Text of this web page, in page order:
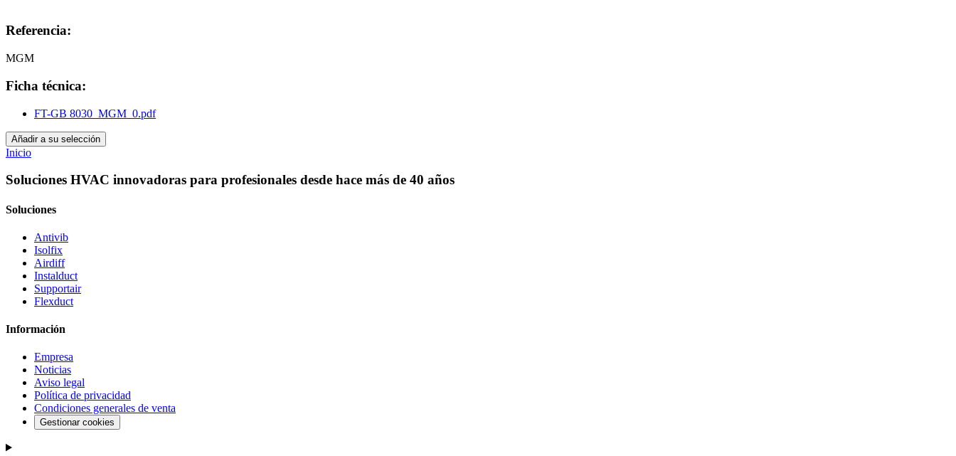
Referencia:
MGM
Ficha técnica:
FT-GB 8030_MGM_0.pdf
Añadir a su selección
Inicio
Soluciones HVAC innovadoras para profesionales desde hace más de 40 años
Soluciones
Antivib
Isolfix
Airdiff
Instalduct
Supportair
Flexduct
Información
Empresa
Noticias
Aviso legal
Política de privacidad
Condiciones generales de venta
Gestionar cookies